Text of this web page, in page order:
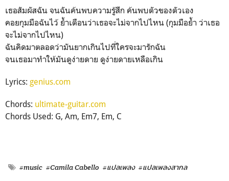
เธอสัมผัสฉัน จนฉันค้นพบความรู้สึก ค้นพบตัวของตัวเอง
คอยกุมมือฉันไว้ ย้ำเตือนว่าเธอจะไม่จากไปไหน (กุมมือย้ำ ว่าเธอ
จะไม่จากไปไหน)
ฉันคิดมาตลอดว่ามันยากเกินไปที่ใครจะมารักฉัน
จนเธอมาทำให้มันดูง่ายดาย ดูง่ายดายเหลือเกิน
Lyrics: genius.com
Chords: ultimate-guitar.com
Chords Used: G, Am, Em7, Em, C
#music #Camila Cabello #แปลเพลง #แปลเพลงสากล